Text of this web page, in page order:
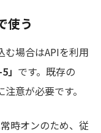
使う
む場合はAPIを利用
です。既存の
意が必要です。
時オンのため、従